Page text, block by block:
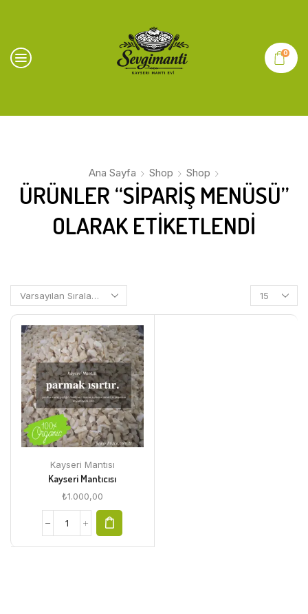
0
Ana Sayfa Shop Shop
ÜRÜNLER “SIPARIŞ MENÜSÜ”
OLARAK ETIKETLENDI
Kayseri Mantısı
Kayseri Mantıcısı
₺1.000,00